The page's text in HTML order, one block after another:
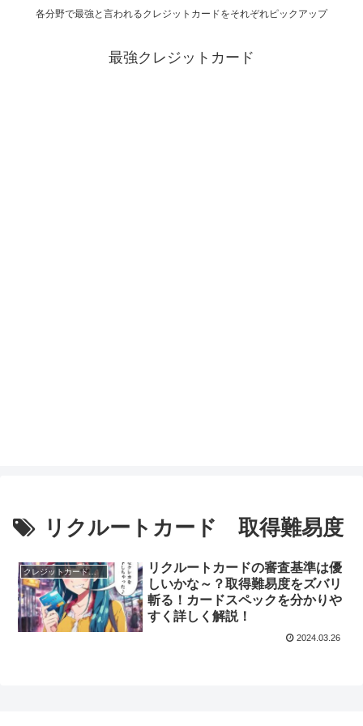
各分野で最強と言われるクレジットカードをそれぞれピックアップ
最強クレジットカード
リクルートカード 取得難易度
クレジットカードのスペック
リクルートカードの審査基準は優
しいかな～？取得難易度をズバリ
斬る！カードスペックを分かりや
すく詳しく解説！
2024.03.26